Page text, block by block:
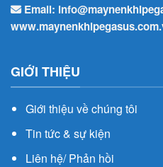
Email:
GIỚI THIỆU
Giới thiệu về chúng tôi
Tin tức & sự kiện
Liên hệ/ Phản hồi